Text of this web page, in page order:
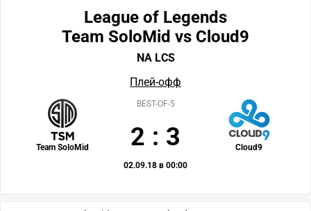
League of Legends
Team SoloMid vs Cloud9
NA LCS
Плей-офф
Team SoloMid Cloud9
BEST-OF-5
2 : 3
02.09.18 в 00:00